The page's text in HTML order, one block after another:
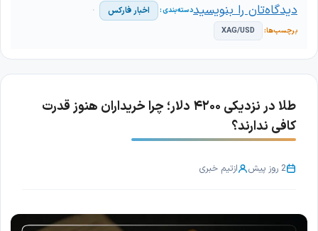
اخبار فارکس
XAG/USD
دیدگاه‌تان را بنویسید
طلا در نزدیکی ۴۲۰۰ دلار؛ چرا خریداران هنوز قدرت
کافی ندارند؟
2 روز پیش ازتیم خبری